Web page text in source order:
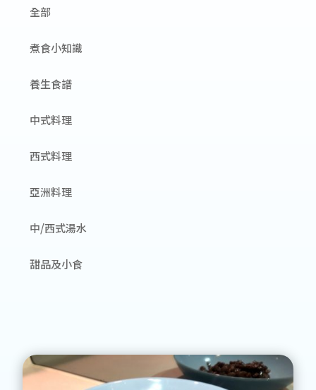
全部
煮食小知識
養生食譜
中式料理
西式料理
亞洲料理
中/西式湯水
甜品及小食